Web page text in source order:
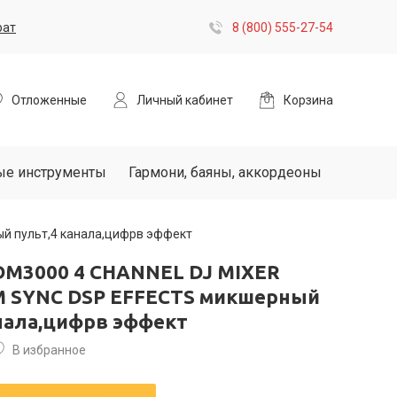
8 (800) 555-27-54
Отложенные Личный кабинет Корзина
инструменты Гармони, баяны, аккордеоны
пульт,4 канала,цифрв эффект
4 CHANNEL DJ MIXER
SYNC DSP EFFECTS микшерный
эффект
В избранное